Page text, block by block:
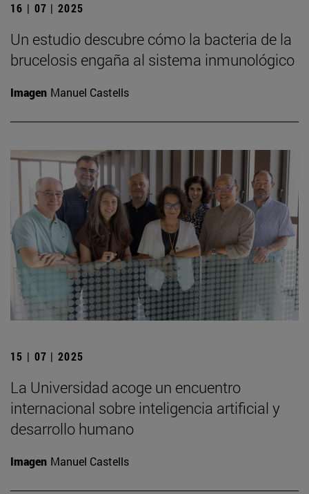
16 | 07 | 2025
Un estudio descubre cómo la bacteria de la
brucelosis engaña al sistema inmunológico
Imagen Manuel Castells
15 | 07 | 2025
La Universidad acoge un encuentro
internacional sobre inteligencia artificial y
desarrollo humano
Imagen Manuel Castells